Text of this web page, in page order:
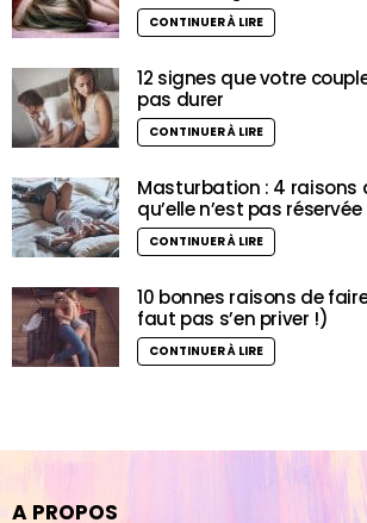
CONTINUER À LIRE
12 signes que votre
pas durer
CONTINUER À LIRE
Masturbation : 4 raisons
qu’elle n’est pas
CONTINUER À LIRE
10 bonnes raisons de
faut pas s’en priver !)
CONTINUER À LIRE
A PROPOS